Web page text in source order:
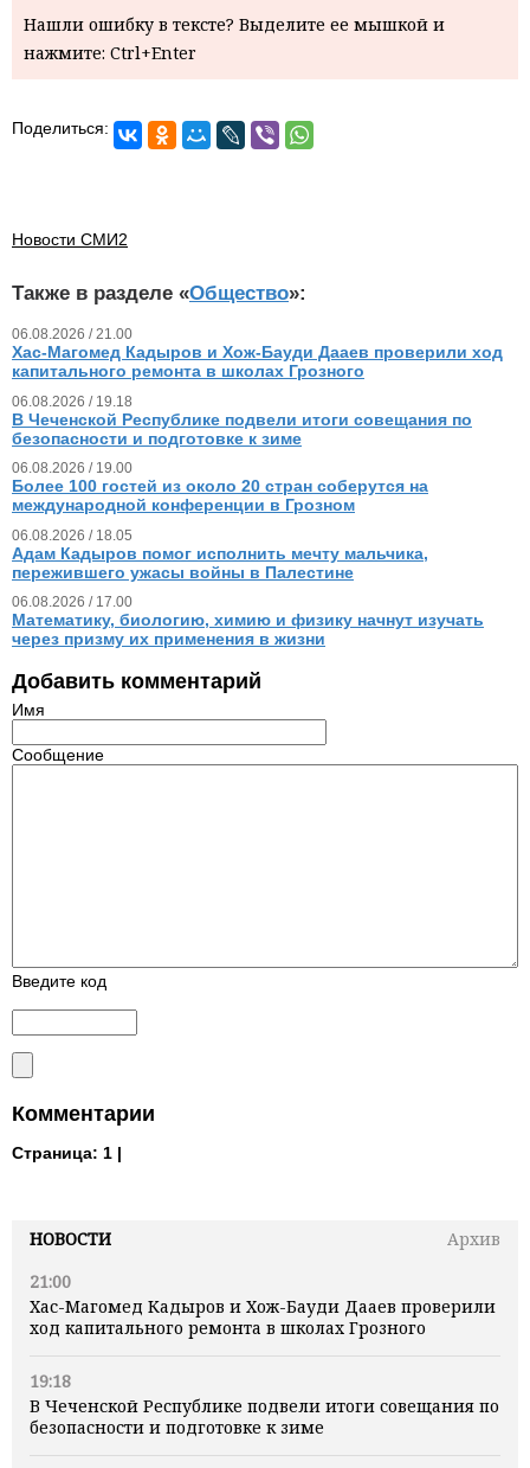
НОВОСТИ
Архив
21:00
Хас-Магомед Кадыров и Хож-Бауди Дааев проверили
ход капитального ремонта в школах Грозного
19:18
В Чеченской Республике подвели итоги совещания по
безопасности и подготовке к зиме
Нашли ошибку в тексте? Выделите ее мышкой и
нажмите: Ctrl+Enter
Поделиться:
Новости СМИ2
Также в разделе «Общество»:
06.08.2026 / 21.00
Хас-Магомед Кадыров и Хож-Бауди Дааев проверили ход
капитального ремонта в школах Грозного
06.08.2026 / 19.18
В Чеченской Республике подвели итоги совещания по
безопасности и подготовке к зиме
06.08.2026 / 19.00
Более 100 гостей из около 20 стран соберутся на
международной конференции в Грозном
06.08.2026 / 18.05
Адам Кадыров помог исполнить мечту мальчика,
пережившего ужасы войны в Палестине
06.08.2026 / 17.00
Математику, биологию, химию и физику начнут изучать
через призму их применения в жизни
Добавить комментарий
Имя
Сообщение
Введите код
Комментарии
Страница: 1 |